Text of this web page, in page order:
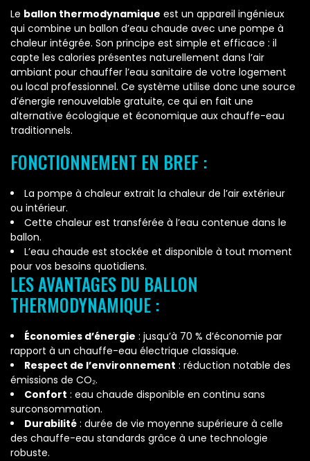
Le ballon thermodynamique est un appareil ingénieux
qui combine un ballon d’eau chaude avec une pompe à
chaleur intégrée. Son principe est simple et efficace : il
capte les calories présentes naturellement dans l’air
ambiant pour chauffer l’eau sanitaire de votre logement
ou local professionnel. Ce système utilise donc une source
d’énergie renouvelable gratuite, ce qui en fait une
alternative écologique et économique aux chauffe-eau
traditionnels.
FONCTIONNEMENT EN BREF :
La pompe à chaleur extrait la chaleur de l’air extérieur
ou intérieur.
Cette chaleur est transférée à l’eau contenue dans le
ballon.
L’eau chaude est stockée et disponible à tout moment
pour vos besoins quotidiens.
LES AVANTAGES DU BALLON
THERMODYNAMIQUE :
Économies d’énergie : jusqu’à 70 % d’économie par
rapport à un chauffe-eau électrique classique.
Respect de l’environnement : réduction notable des
émissions de CO₂.
Confort : eau chaude disponible en continu sans
surconsommation.
Durabilité : durée de vie moyenne supérieure à celle
des chauffe-eau standards grâce à une technologie
robuste.